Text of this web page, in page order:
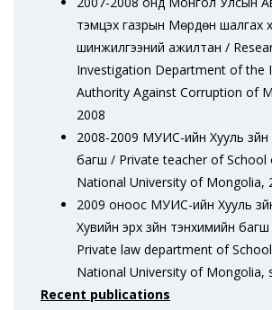
тэмцэх газрын Мөрдөн шалгах
шинжилгээний ажилтан /
Investigation Department of the
Authority Against Corruption of
2008
2008-2009 МУИС-ийн Хууль зүйн
багш / Private teacher of School
National University of Mongolia,
2009 оноос МУИС-ийн Хууль
Хувийн эрх зүйн тэнхимийн
Private law department of
National University of Mongolia,
Recent publications